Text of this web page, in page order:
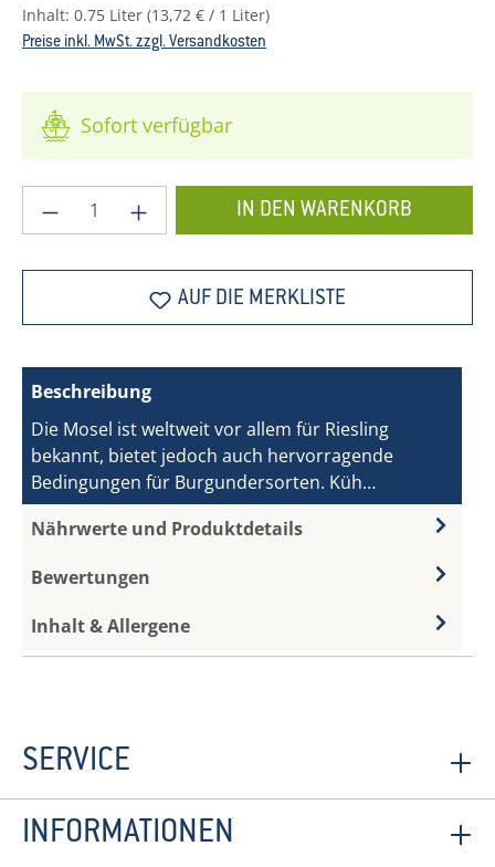
Inhalt: 0.75 Liter (13,72 € / 1 Liter)
Preise inkl. MwSt. zzgl. Versandkosten
Sofort verfügbar
Produkt Anzahl: Gib den gewünschten
IN DEN WARENKORB
AUF DIE MERKLISTE
Beschreibung
Die Mosel ist weltweit vor allem für Riesling
bekannt, bietet jedoch auch hervorragende
Bedingungen für Burgundersorten. Küh…
Nährwerte und Produktdetails
Bewertungen
Inhalt & Allergene
SERVICE
INFORMATIONEN